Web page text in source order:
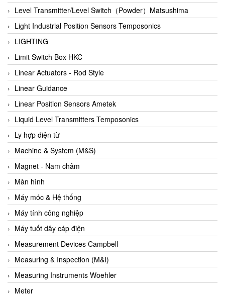
Auto Flow
Automatic valve
Aventics
Avproglobal
Axiomtek
AZBIL
B&C Electronics
B&R
Babcok wilcox
Baelz Automatic Vietnam
Bahr Modultechnik Vietnam
Balluff
BamBo Vietnam
Barel Vietnam
Barksdale
Bartec
Basco
Baumer
Baumuller Vietnam
Level Transmitter/Level Switch（Powder）Matsushima
Light Industrial Position Sensors Temposonics
LIGHTING
Limit Switch Box HKC
Linear Actuators - Rod Style
Linear Guidance
Linear Position Sensors Ametek
Liquid Level Transmitters Temposonics
Ly hợp điện từ
Machine & System (M&S)
Magnet - Nam châm
Màn hình
Máy móc & Hệ thống
Máy tính công nghiệp
Máy tuốt dây cáp điện
Measurement Devices Campbell
Measuring & Inspection (M&I)
Measuring Instruments Woehler
Meter